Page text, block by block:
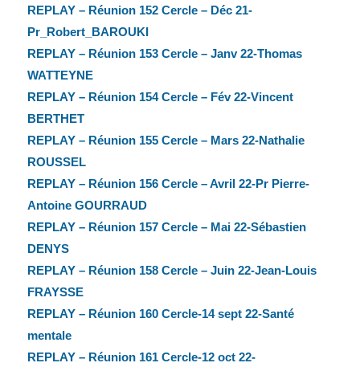
REPLAY – Réunion 152 Cercle – Déc 21-
Pr_Robert_BAROUKI
REPLAY – Réunion 153 Cercle – Janv 22-Thomas
WATTEYNE
REPLAY – Réunion 154 Cercle – Fév 22-Vincent
BERTHET
REPLAY – Réunion 155 Cercle – Mars 22-Nathalie
ROUSSEL
REPLAY – Réunion 156 Cercle – Avril 22-Pr Pierre-
Antoine GOURRAUD
REPLAY – Réunion 157 Cercle – Mai 22-Sébastien
DENYS
REPLAY – Réunion 158 Cercle – Juin 22-Jean-Louis
FRAYSSE
REPLAY – Réunion 160 Cercle-14 sept 22-Santé
mentale
REPLAY – Réunion 161 Cercle-12 oct 22-